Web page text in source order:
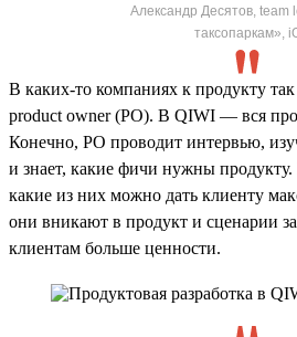
Александр Десятов, team
таксопаркам»,
В каких-то компаниях к продукту так
product owner (PO). В QIWI — вся
Конечно, PO проводит интервью,
и знает, какие фичи нужны продукту.
какие из них можно дать клиенту
они вникают в продукт и сценарии
клиентам больше ценности.